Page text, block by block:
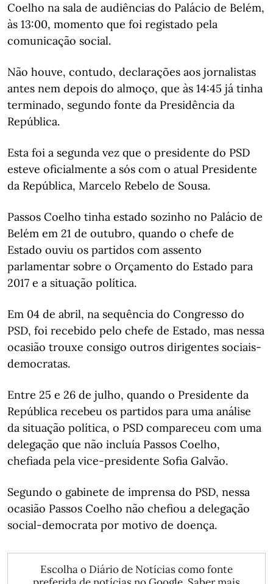
Coelho na sala de audiências do Palácio de Belém,
às 13:00, momento que foi registado pela
comunicação social.
Não houve, contudo, declarações aos jornalistas
antes nem depois do almoço, que às 14:45 já tinha
terminado, segundo fonte da Presidência da
República.
Esta foi a segunda vez que o presidente do PSD
esteve oficialmente a sós com o atual Presidente
da República, Marcelo Rebelo de Sousa.
Passos Coelho tinha estado sozinho no Palácio de
Belém em 21 de outubro, quando o chefe de
Estado ouviu os partidos com assento
parlamentar sobre o Orçamento do Estado para
2017 e a situação política.
Em 04 de abril, na sequência do Congresso do
PSD, foi recebido pelo chefe de Estado, mas nessa
ocasião trouxe consigo outros dirigentes sociais-
democratas.
Entre 25 e 26 de julho, quando o Presidente da
República recebeu os partidos para uma análise
da situação política, o PSD compareceu com uma
delegação que não incluía Passos Coelho,
chefiada pela vice-presidente Sofia Galvão.
Segundo o gabinete de imprensa do PSD, nessa
ocasião Passos Coelho não chefiou a delegação
social-democrata por motivo de doença.
Escolha o Diário de Notícias como fonte